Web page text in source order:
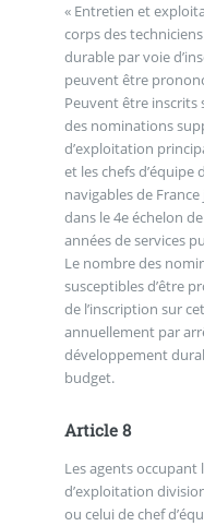
« Entretien et
corps des
durable par voie
peuvent être
Peuvent être inscrits
des nominations
d’exploitation
et les chefs
navigables de
dans le 4e échelon
années de services
Le nombre des
susceptibles d’être
de l’inscription sur
annuellement par
développement
budget.
Article 8
Les agents occupant
d’exploitation
ou celui de chef